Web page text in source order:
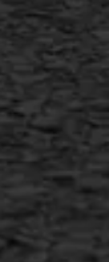
+31 493 842
MEER
Inschrijven
Duurzaam